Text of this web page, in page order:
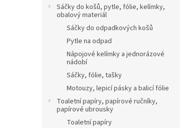
Sáčky do košů, pytle, fólie, kelímky,
obalový materiál
Sáčky do odpadkových košů
Pytle na odpad
Nápojové kelímky a jednorázové
nádobí
Sáčky, fólie, tašky
Motouzy, lepicí pásky a balicí fólie
Toaletní papíry, papírové ručníky,
papírové ubrousky
Toaletní papíry